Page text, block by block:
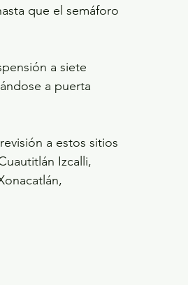
que el semáforo
a siete
a puerta
a estos sitios
Izcalli,